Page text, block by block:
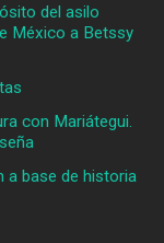
del asilo
México a Betssy
con Mariátegui.
a base de historia